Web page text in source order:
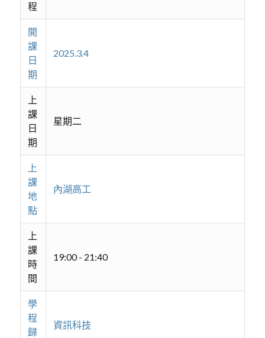
程
開
課
日
期
2025.3.4
上
課
日
期
星期二
上
課
地
點
內湖高工
上
課
時
間
19:00 - 21:40
學
程
歸
資訊科技